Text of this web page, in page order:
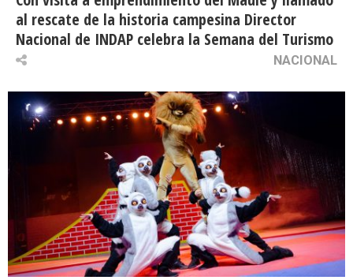
al rescate de la historia campesina Director
Nacional de INDAP celebra la Semana del Turismo
NACIONAL